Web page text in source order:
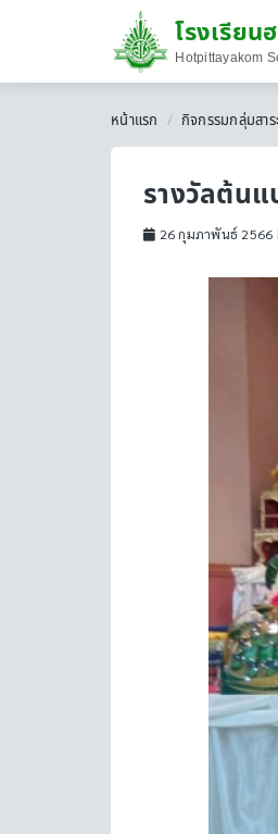
โรงเรีย
Hotpittayakom
หน้าแรก กิจกรรมกลุ่มสาร
รางวัลต้น
26 กุมภาพันธ์ 2566